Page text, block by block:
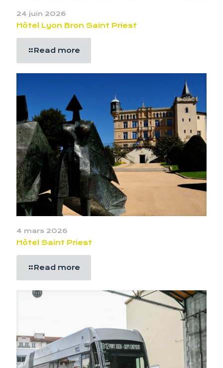
24 juin 2026
Hôtel Lyon Bron Saint Priest
Read more
4 mars 2026
Hôtel Saint Priest
Read more